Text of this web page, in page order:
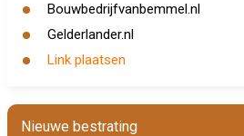
Bouwbedrijfvanbemmel.nl
Gelderlander.nl
Link plaatsen
Nieuwe bestrating